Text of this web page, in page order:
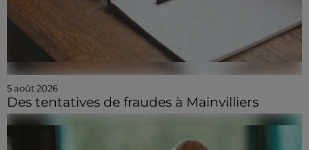
5 août 2026
Des tentatives de fraudes à Mainvilliers